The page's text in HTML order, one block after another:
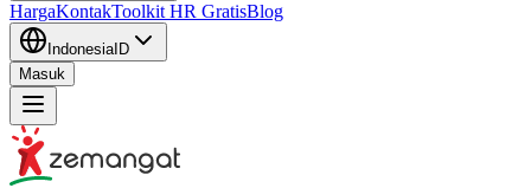
HargaKontakToolkit HR GratisBlog
IndonesiaID
Masuk